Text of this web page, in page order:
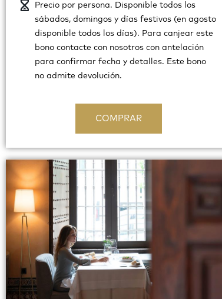
Precio por persona. Disponible todos los
sábados, domingos y días festivos (en agosto
disponible todos los días). Para canjear este
bono contacte con nosotros con antelación
para confirmar fecha y detalles. Este bono
no admite devolución.
COMPRAR